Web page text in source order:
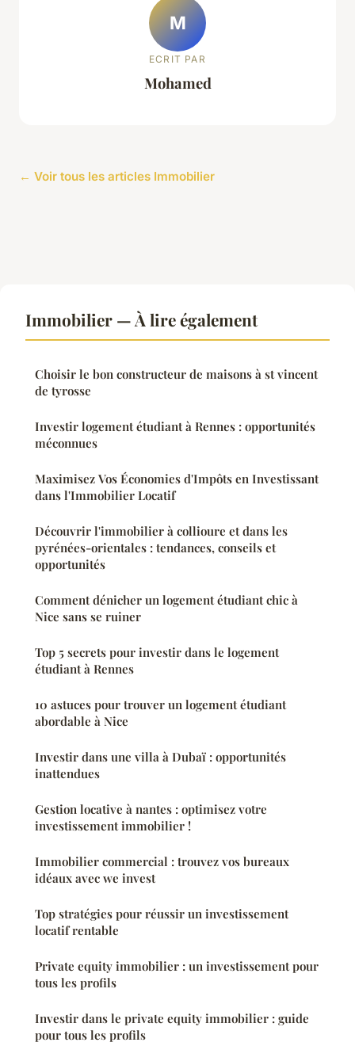
M
ECRIT PAR
Mohamed
← Voir tous les articles Immobilier
Immobilier — À lire également
Choisir le bon constructeur de maisons à st vincent
de tyrosse
Investir logement étudiant à Rennes : opportunités
méconnues
Maximisez Vos Économies d'Impôts en Investissant
dans l'Immobilier Locatif
Découvrir l'immobilier à collioure et dans les
pyrénées-orientales : tendances, conseils et
opportunités
Comment dénicher un logement étudiant chic à
Nice sans se ruiner
Top 5 secrets pour investir dans le logement
étudiant à Rennes
10 astuces pour trouver un logement étudiant
abordable à Nice
Investir dans une villa à Dubaï : opportunités
inattendues
Gestion locative à nantes : optimisez votre
investissement immobilier !
Immobilier commercial : trouvez vos bureaux
idéaux avec we invest
Top stratégies pour réussir un investissement
locatif rentable
Private equity immobilier : un investissement pour
tous les profils
Investir dans le private equity immobilier : guide
pour tous les profils